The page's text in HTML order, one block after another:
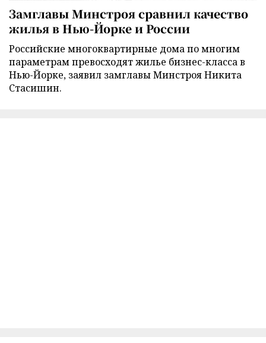
Замглавы Минстроя сравнил качество
жилья в Нью-Йорке и России
Российские многоквартирные дома по многим
параметрам превосходят жилье бизнес-класса в
Нью-Йорке, заявил замглавы Минстроя Никита
Стасишин.